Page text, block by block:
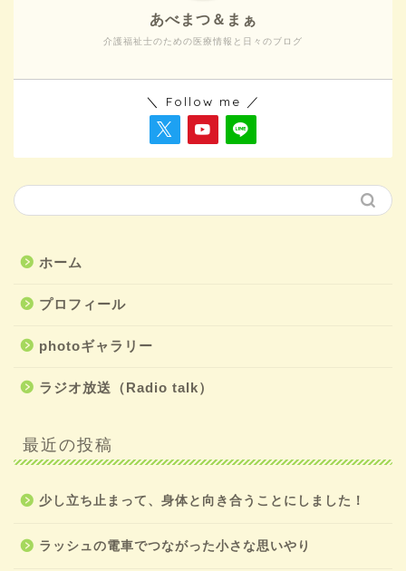
介護福祉士のための医療情報と日々のブログ
あべまつ＆まぁ
＼ Follow me ／
ホーム
プロフィール
photoギャラリー
ラジオ放送（Radio talk）
最近の投稿
少し立ち止まって、身体と向き合うことにしました！
ラッシュの電車でつながった小さな思いやり